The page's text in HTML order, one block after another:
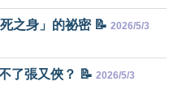
之身」的祕密 📝 2026/5/3
了張又俠？ 📝 2026/5/3